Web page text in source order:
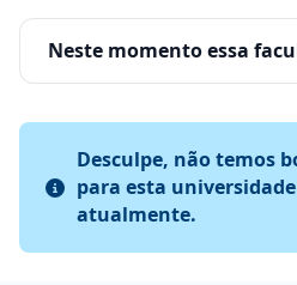
Neste momento essa
Desculpe, não temos
para esta
atualmente.